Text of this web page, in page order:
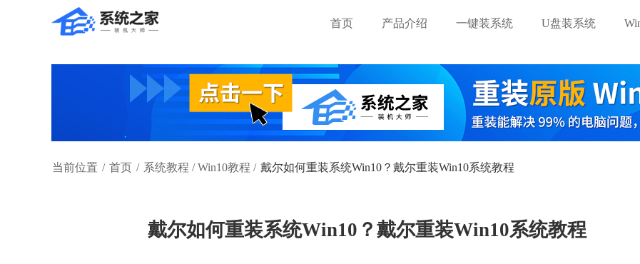
首页 产品介绍 一键装系统 U盘装系统
当前位置 / 首页 / 系统教程 /Win10教程 / 戴尔如何重装系统Win10？戴尔重装Win10系统教程
戴尔如何重装系统Win10？戴尔重装Win10系统教程